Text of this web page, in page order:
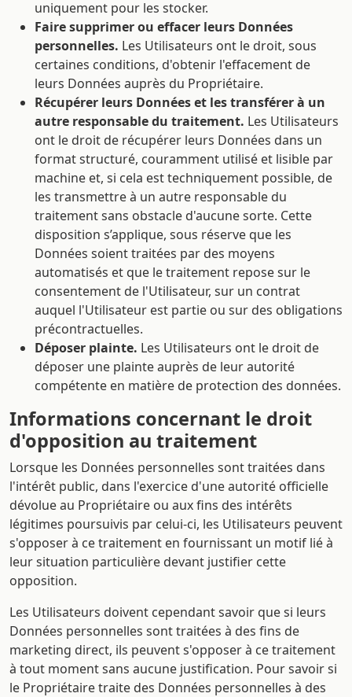
uniquement pour les stocker.
Faire supprimer ou effacer leurs Données
personnelles. Les Utilisateurs ont le droit, sous
certaines conditions, d'obtenir l'effacement de
leurs Données auprès du Propriétaire.
Récupérer leurs Données et les transférer à un
autre responsable du traitement. Les Utilisateurs
ont le droit de récupérer leurs Données dans un
format structuré, couramment utilisé et lisible par
machine et, si cela est techniquement possible, de
les transmettre à un autre responsable du
traitement sans obstacle d'aucune sorte. Cette
disposition s’applique, sous réserve que les
Données soient traitées par des moyens
automatisés et que le traitement repose sur le
consentement de l'Utilisateur, sur un contrat
auquel l'Utilisateur est partie ou sur des obligations
précontractuelles.
Déposer plainte. Les Utilisateurs ont le droit de
déposer une plainte auprès de leur autorité
compétente en matière de protection des données.
Informations concernant le droit
d'opposition au traitement
Lorsque les Données personnelles sont traitées dans
l'intérêt public, dans l'exercice d'une autorité officielle
dévolue au Propriétaire ou aux fins des intérêts
légitimes poursuivis par celui-ci, les Utilisateurs peuvent
s'opposer à ce traitement en fournissant un motif lié à
leur situation particulière devant justifier cette
opposition.
Les Utilisateurs doivent cependant savoir que si leurs
Données personnelles sont traitées à des fins de
marketing direct, ils peuvent s'opposer à ce traitement
à tout moment sans aucune justification. Pour savoir si
le Propriétaire traite des Données personnelles à des